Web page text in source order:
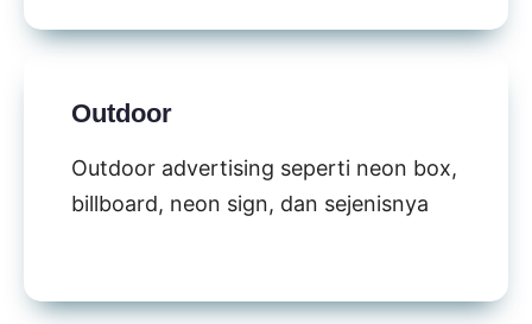
Outdoor
Outdoor advertising seperti neon box,
billboard, neon sign, dan sejenisnya